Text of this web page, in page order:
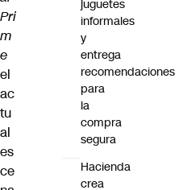
Pri
m
e
el
ac
tu
al
es
ce
juguetes
informales
y
entrega
recomendaciones
para
la
compra
segura
Hacienda
crea